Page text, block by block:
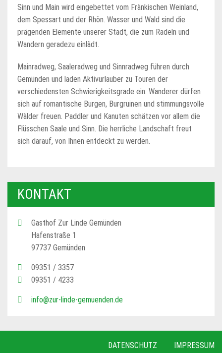
Sinn und Main wird eingebettet vom Fränkischen Weinland,
dem Spessart und der Rhön. Wasser und Wald sind die
prägenden Elemente unserer Stadt, die zum Radeln und
Wandern geradezu einlädt.
Mainradweg, Saaleradweg und Sinnradweg führen durch
Gemünden und laden Aktivurlauber zu Touren der
verschiedensten Schwierigkeitsgrade ein. Wanderer dürfen
sich auf romantische Burgen, Burgruinen und stimmungsvolle
Wälder freuen. Paddler und Kanuten schätzen vor allem die
Flüsschen Saale und Sinn. Die herrliche Landschaft freut
sich darauf, von Ihnen entdeckt zu werden.
KONTAKT
Gasthof Zur Linde Gemünden
Hafenstraße 1
97737 Gemünden
09351 / 3357
09351 / 4233
info@zur-linde-gemuenden.de
DATENSCHUTZ IMPRESSUM